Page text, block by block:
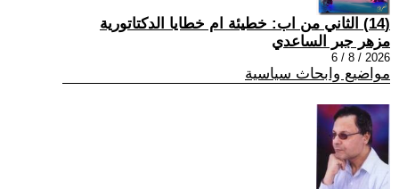
(14) الثاني من اب: خطيئة ام خطايا الدكتاتورية
مزهر جبر الساعدي
2026 / 8 / 6
مواضيع وابحاث سياسية